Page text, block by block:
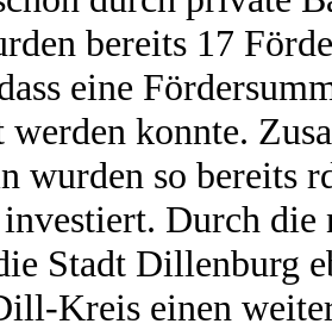
bereits 17
eine
werden konnte.
wurden so bereits
Durch die
Stadt Dillenburg
Kreis einen